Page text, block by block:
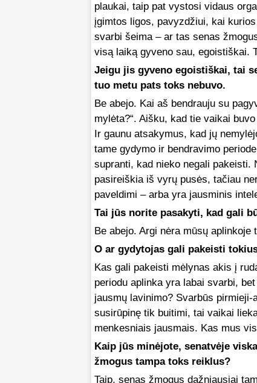
plaukai, taip pat vystosi vidaus
įgimtos ligos, pavyzdžiui, kai
svarbi šeima – ar tas senas
visą laiką gyveno sau, egoistiškai.
Jeigu jis gyveno egoistiškai, tai
tuo metu pats toks nebuvo.
Be abejo. Kai aš bendrauju su
mylėta?“. Aišku, kad tie vaikai
Ir gaunu atsakymus, kad jų
tame gydymo ir bendravimo
supranti, kad nieko negali pakeisti.
pasireiškia iš vyrų pusės, tačiau
paveldimi – arba yra jausminis
Tai jūs norite pasakyti, kad gali
Be abejo. Argi nėra mūsų aplinkoje
O ar gydytojas gali pakeisti
Kas gali pakeisti mėlynas akis į
periodu aplinka yra labai svarbi,
jausmų lavinimo? Svarbūs
susirūpinę tik buitimi, tai vaikai
menkesniais jausmais. Kas mus
Kaip jūs minėjote, senatvėje
žmogus tampa toks reiklus?
Taip, senas žmogus dažniausiai